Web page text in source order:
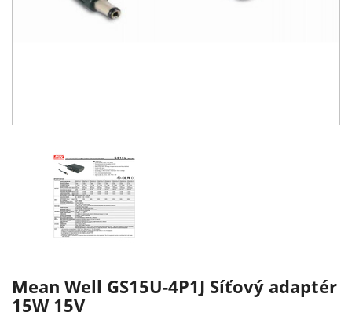
Mean Well GS15U-4P1J Síťový adaptér
15W 15V